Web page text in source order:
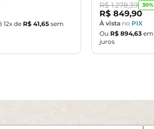
12x de R$ 41,65 sem
R$ 1.278,39 30
R$ 849,90
À vista no PIX
Ou R$ 894,63
juros